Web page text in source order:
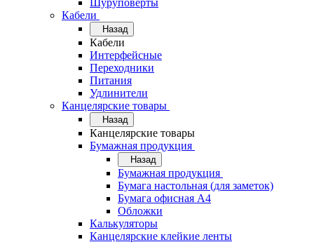
Шуруповёрты
Кабели
Назад
Кабели
Интерфейсные
Переходники
Питания
Удлинители
Канцелярские товары
Назад
Канцелярские товары
Бумажная продукция
Назад
Бумажная продукция
Бумага настольная (для заметок)
Бумага офисная А4
Обложки
Калькуляторы
Канцелярские клейкие ленты